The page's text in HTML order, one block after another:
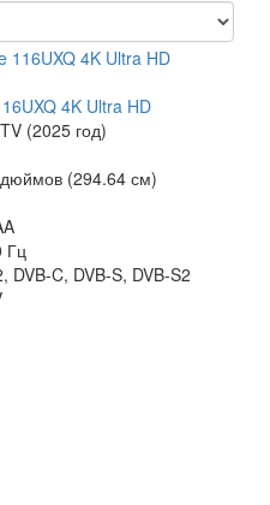
4K Ultra HD
(2025 год)
(294.64 см)
Гц
DVB-C, DVB-S, DVB-S2